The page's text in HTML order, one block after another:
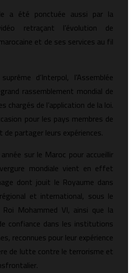
a été ponctuée aussi par la
retraçant l’évolution de
et de ses services au fil
d’Interpol, l’Assemblée
rassemblement mondial de
chargés de l’application de la loi.
pour les pays membres de
partager leurs expériences.
sur le Maroc pour accueillir
mondiale vient en effet
dont jouit le Royaume dans
et international, sous le
Mohammed VI, ainsi que la
confiance dans les institutions
reconnues pour leur expérience
de lutte contre le terrorisme et